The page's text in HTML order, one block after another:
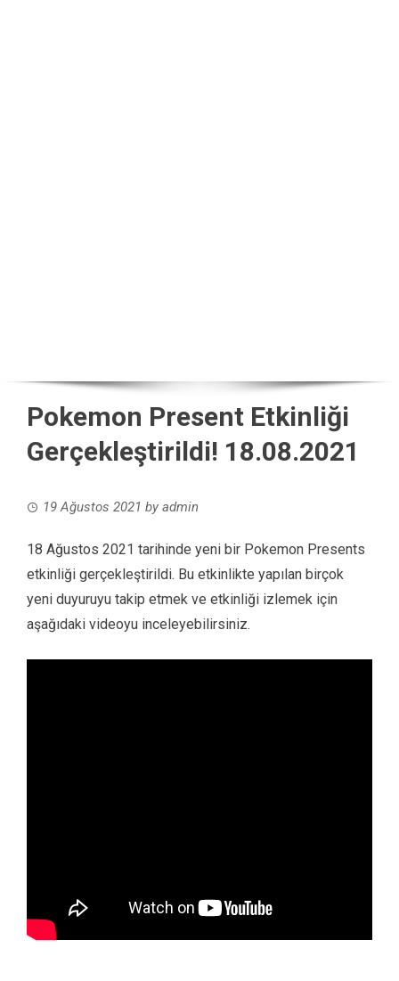
Pokemon Present Etkinliği
Gerçekleştirildi! 18.08.2021
19 Ağustos 2021 by admin
18 Ağustos 2021 tarihinde yeni bir Pokemon Presents
etkinliği gerçekleştirildi. Bu etkinlikte yapılan birçok
yeni duyuruyu takip etmek ve etkinliği izlemek için
aşağıdaki videoyu inceleyebilirsiniz.